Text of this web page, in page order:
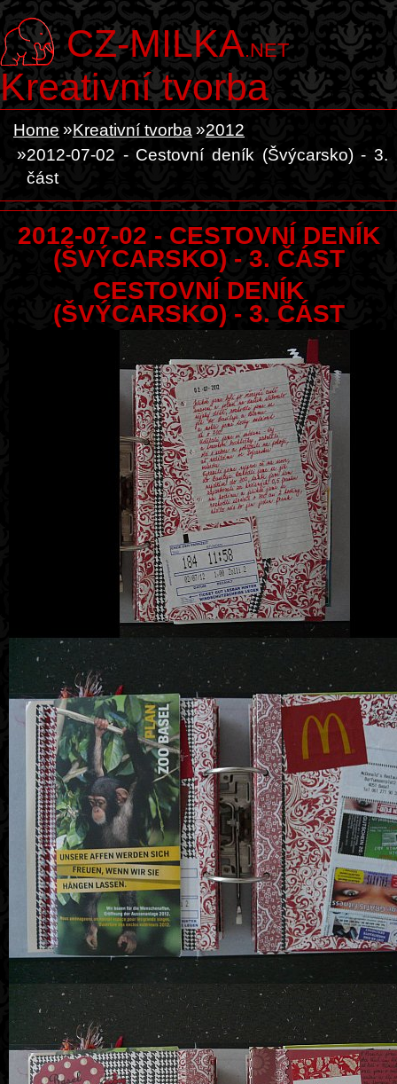
CZ-MILKA.NET
Kreativní tvorba
Home Kreativní tvorba
2012
2012-07-02 - Cestovní deník (Švýcarsko) - 3.
část
2012-07-02 - CESTOVNÍ DENÍK
(ŠVÝCARSKO) - 3. ČÁST
CESTOVNÍ DENÍK
(ŠVÝCARSKO) - 3. ČÁST